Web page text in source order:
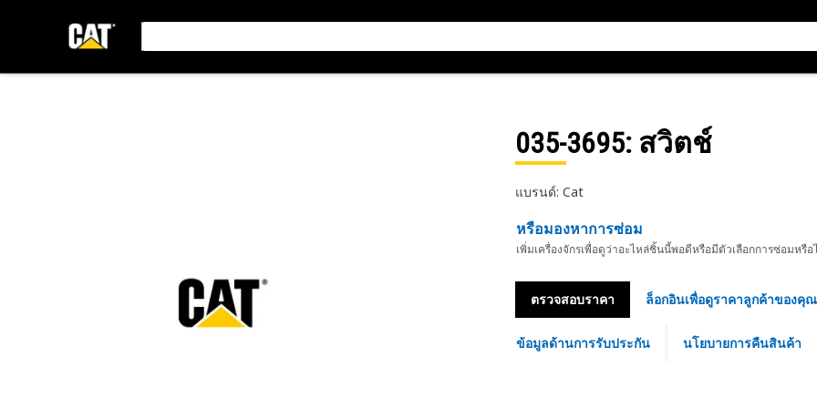
035-3695: สวิตช์
แบรนด์: Cat
หรือมองหาการซ่อม
เพิ่มเครื่องจักรเพื่อดูว่าอะไหล่ชิ้นนี้พอดีหรือมีตัวเลือกการซ่อมหรือ
ตรวจสอบราคา ล็อกอินเพื่อดูราคาลูกค้าของคุณ
ข้อมูลด้านการรับประกัน นโยบายการคืนสินค้า